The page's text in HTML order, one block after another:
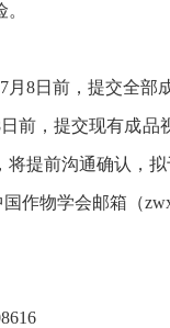
月8日前，提交全部
前，提交现有成
提前沟通确认，拟
作物学会邮箱（